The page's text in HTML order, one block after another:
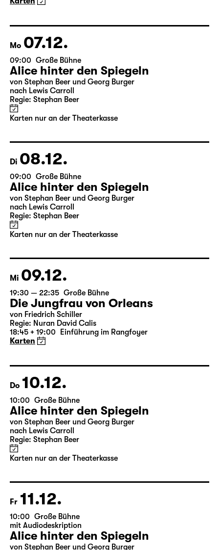
Regie: Stephan Beer
Karten
Mo 07.12.
09:00 Große Bühne
Alice hinter den Spiegeln
von Stephan Beer und Georg Burger
Karten nur an der Theaterkasse
Di 08.12.
09:00 Große Bühne
Alice hinter den Spiegeln
von Stephan Beer und Georg Burger
Karten nur an der Theaterkasse
Mi 09.12.
19:30 — 22:35 Große Bühne
Die Jungfrau von Orleans
18:45 + 19:00 Einführung im Rangfoyer
Karten
Do 10.12.
10:00 Große Bühne
Alice hinter den Spiegeln
von Stephan Beer und Georg Burger
Karten nur an der Theaterkasse
Fr 11.12.